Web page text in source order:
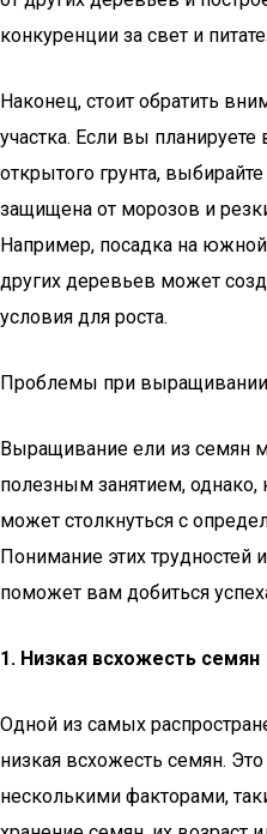
конкуренции за свет и
Наконец, стоит обратить
участка. Если вы
открытого грунта,
защищена от морозов и
Например, посадка на
других деревьев может
условия для роста.
Проблемы при
Выращивание ели из семян
полезным занятием, однако,
может столкнуться с
Понимание этих трудностей
поможет вам добиться
1. Низкая всхожесть семян
Одной из самых
низкая всхожесть семян.
несколькими факторами,